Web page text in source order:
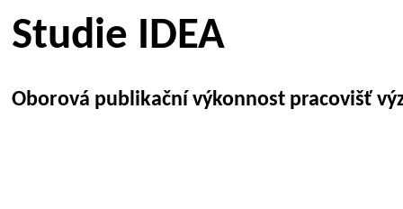
Studie IDEA
Oborová publikační výkonnost pracovišť